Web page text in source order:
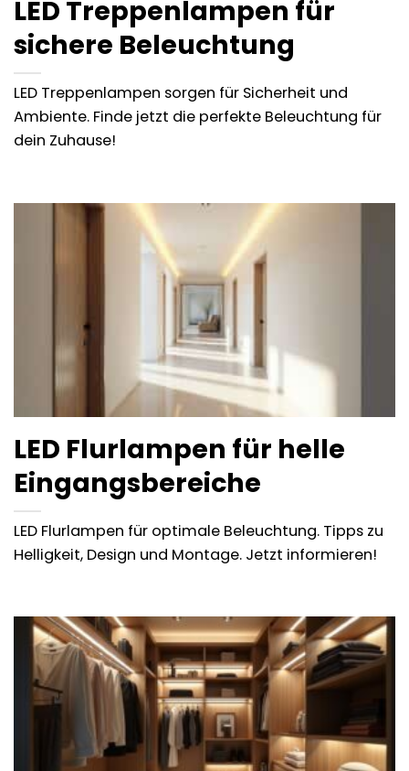
LED Treppenlampen für
sichere Beleuchtung
LED Treppenlampen sorgen für Sicherheit und
Ambiente. Finde jetzt die perfekte Beleuchtung für
dein Zuhause!
LED Flurlampen für helle
Eingangsbereiche
LED Flurlampen für optimale Beleuchtung. Tipps zu
Helligkeit, Design und Montage. Jetzt informieren!